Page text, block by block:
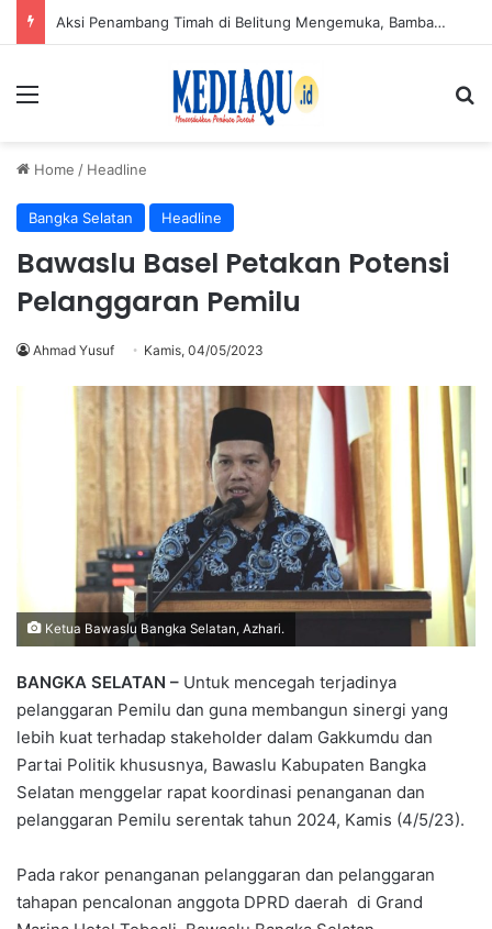
Aksi Penambang Timah di Belitung Mengemuka, Bambang Patijaya Dorong Perpres Segera Terbit
Menu
Home / Headline
Bangka Selatan Headline
Bawaslu Basel Petakan Potensi
Pelanggaran Pemilu
Ahmad Yusuf Kamis, 04/05/2023
Ketua Bawaslu Bangka Selatan, Azhari.
BANGKA SELATAN – Untuk mencegah terjadinya
pelanggaran Pemilu dan guna membangun sinergi yang
lebih kuat terhadap stakeholder dalam Gakkumdu dan
Partai Politik khususnya, Bawaslu Kabupaten Bangka
Selatan menggelar rapat koordinasi penanganan dan
pelanggaran Pemilu serentak tahun 2024, Kamis (4/5/23).
Pada rakor penanganan pelanggaran dan pelanggaran
tahapan pencalonan anggota DPRD daerah di Grand